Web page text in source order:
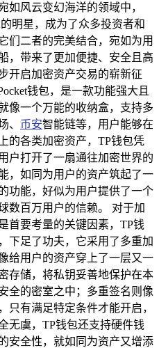
如风云变幻海洋的领域中，
明星，成为了众多投资者和
们二者的完美结合，宛如为用
，带来了更加便捷、安全且高
开启加密资产交易的崭新征
钱包，是一款功能强大且
像一个万能的收纳盒，支持多
、 币安智能链等，用户能够在
的各类加密资产，TP钱包凭
户打开了一扇通往加密世界的
，如同为用户的资产筑起了一
功能，好似为用户提供了一个
数百万用户的信赖。 对于加
首要考量的关键因素，TP钱
下足了功夫，它采用了多重加
给用户的资产穿上了一层又一
存储，将私钥妥善地保护在本
全的密室之中；多重签名则像
只有满足特定条件才能开启，
无虞，TP钱包还支持硬件钱
安全性，就如同为资产又增添